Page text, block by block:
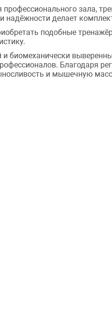
зала,
надёжности делает
подобные
биомеханически
Благодаря
и мышечную